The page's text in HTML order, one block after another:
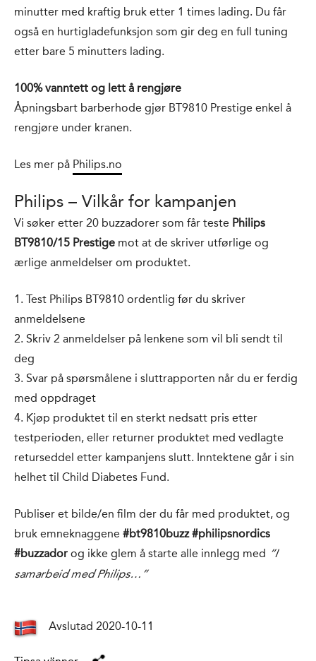
minutter med kraftig bruk etter 1 times lading. Du får
også en hurtigladefunksjon som gir deg en full tuning
etter bare 5 minutters lading.
100% vanntett og lett å rengjøre
Åpningsbart barberhode gjør BT9810 Prestige enkel å
rengjøre under kranen.
Les mer på Philips.no
Philips – Vilkår for kampanjen
Vi søker etter 20 buzzadorer som får teste Philips
BT9810/15 Prestige mot at de skriver utførlige og
ærlige anmeldelser om produktet.
1. Test Philips BT9810 ordentlig før du skriver
anmeldelsene
2. Skriv 2 anmeldelser på lenkene som vil bli sendt til
deg
3. Svar på spørsmålene i sluttrapporten når du er ferdig
med oppdraget
4. Kjøp produktet til en sterkt nedsatt pris etter
testperioden, eller returner produktet med vedlagte
returseddel etter kampanjens slutt. Inntektene går i sin
helhet til Child Diabetes Fund.
Publiser et bilde/en film der du får med produktet, og
bruk emneknaggene #bt9810buzz #philipsnordics
#buzzador og ikke glem å starte alle innlegg med
”I
samarbeid med Philips…”
Avslutad 2020-10-11